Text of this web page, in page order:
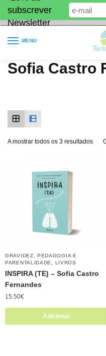
subscrever
Newsletter
MENU
Sofia Castro
A mostrar todos os 3 resultados
GRAVIDEZ, PEDAGOGIA E
PARENTALIDADE
LIVROS
INSPIRA (TE) – Sofia Castro
Fernandes
15.50€
Adicionar